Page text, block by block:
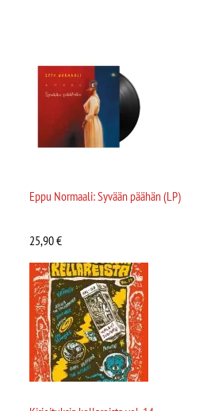
Eppu Normaali: Syvään päähän (LP)
25,90€